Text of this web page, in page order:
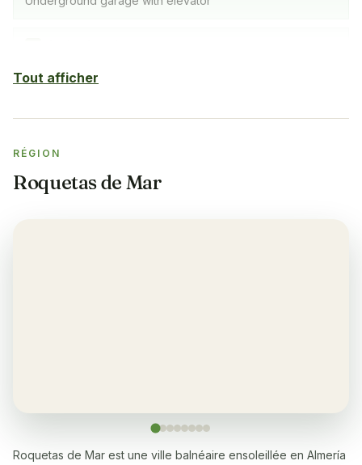
✓ Lave-linge
Tout afficher
RÉGION
Roquetas de Mar
Roquetas de Mar est une ville balnéaire ensoleillée en Almería